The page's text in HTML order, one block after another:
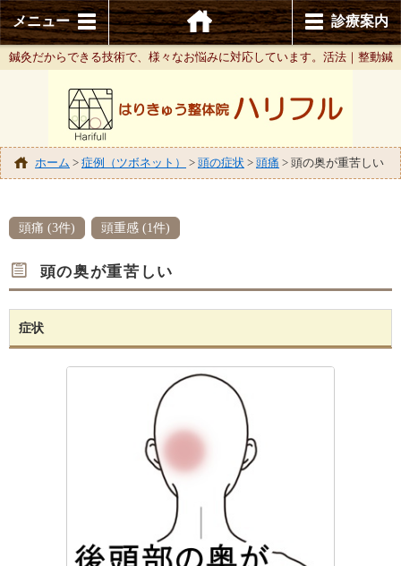
メニュー 診療案内
鍼灸だからできる技術で、様々なお悩みに対応しています。活法｜整動鍼
ホーム > 症例（ツボネット） > 頭の症状 > 頭痛 > 頭の奥が重苦しい
頭痛 (3件) 頭重感 (1件)
頭の奥が重苦しい
症状